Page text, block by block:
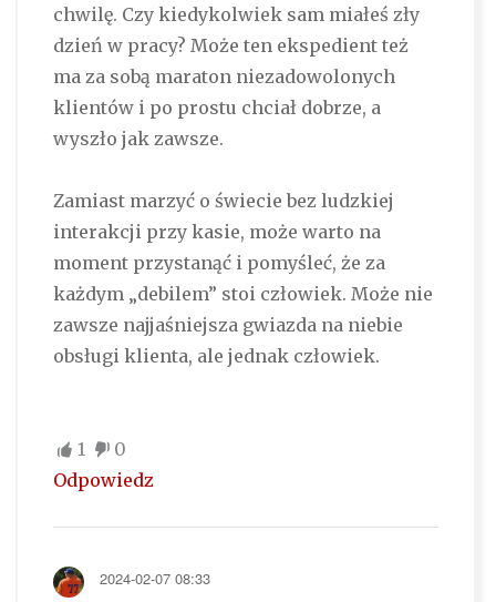
chwilę. Czy kiedykolwiek sam miałeś zły
dzień w pracy? Może ten ekspedient też
ma za sobą maraton niezadowolonych
klientów i po prostu chciał dobrze, a
wyszło jak zawsze.
Zamiast marzyć o świecie bez ludzkiej
interakcji przy kasie, może warto na
moment przystanąć i pomyśleć, że za
każdym „debilem” stoi człowiek. Może nie
zawsze najjaśniejsza gwiazda na niebie
obsługi klienta, ale jednak człowiek.
1
0
Odpowiedz
2024-02-07 08:33